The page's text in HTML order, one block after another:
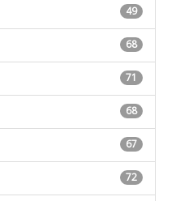
49
68
71
68
67
72